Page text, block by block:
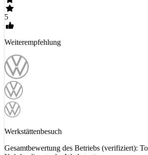
5
Weiterempfehlung
Werkstättenbesuch
Gesamtbewertung des Betriebs (verifiziert):